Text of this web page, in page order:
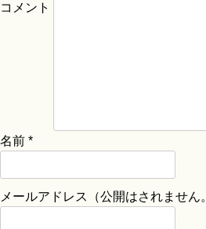
コメント
名前 *
メールアドレス（公開はされません